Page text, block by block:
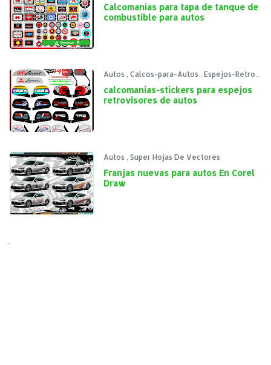
Calcomanias para tapa de tanque de
combustible para autos
Autos Calcos-para-Autos Espejos-Retrovisor
calcomanias-stickers para espejos
retrovisores de autos
Autos Super Hojas De Vectores
Franjas nuevas para autos En Corel
Draw